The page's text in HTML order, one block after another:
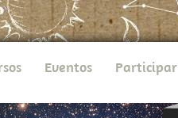
Eventos Participar